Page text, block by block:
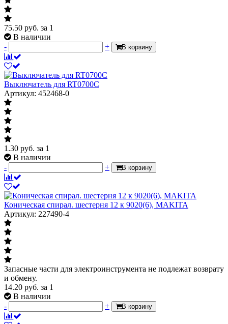
75.50 руб. за 1
В наличии
-
+ В корзину
Выключатель для RT0700C
Артикул: 452468-0
1.30 руб. за 1
В наличии
-
+ В корзину
Коническая спирал. шестерня 12 к 9020(6), MAKITA
Артикул: 227490-4
Запасные части для электроинструмента не подлежат возврату
и обмену.
14.20 руб. за 1
В наличии
-
+ В корзину